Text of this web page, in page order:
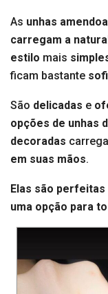
As unhas
carregam a
estilo mais
ficam bastante
São delicadas e
opções de unhas
decoradas
em suas mãos.
Elas são
uma opção para